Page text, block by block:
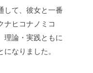
して、彼女と一番
ナヒコナノミコ
理論・実践ともに
なりました。